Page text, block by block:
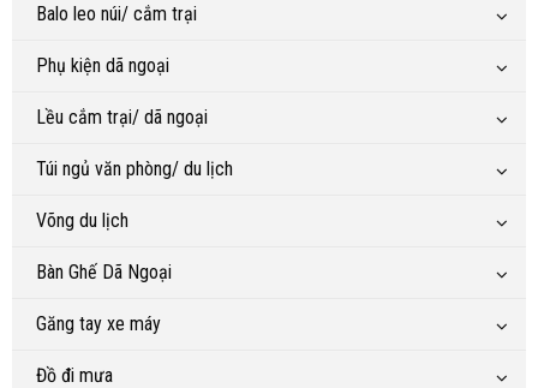
Balo leo núi/ cắm trại
Phụ kiện dã ngoại
Lều cắm trại/ dã ngoại
Túi ngủ văn phòng/ du lịch
Võng du lịch
Bàn Ghế Dã Ngoại
Găng tay xe máy
Đồ đi mưa